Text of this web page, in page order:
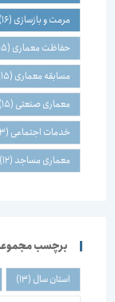
مرمت و بازسازی(16)
حفاظت معماری(15)
مسابقه معماری(15)
معماری صنعتی(15)
خدمات اجتماعی(13)
معماری مساجد(12)
برچسب مجموعه
استان سال(13)